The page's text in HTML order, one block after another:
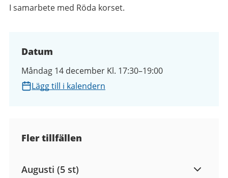
I samarbete med Röda korset.
Datum
Måndag 14 december Kl. 17:30–19:00
Lägg till i kalendern
Fler tillfällen
Augusti (5 st)